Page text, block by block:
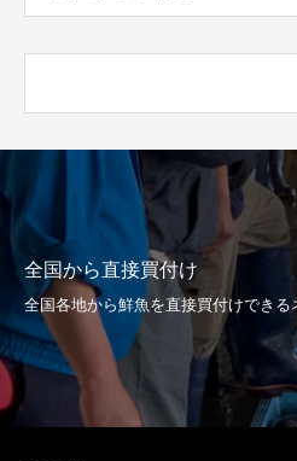
全国から直接買付け
全国各地から鮮魚を直接買付けでき